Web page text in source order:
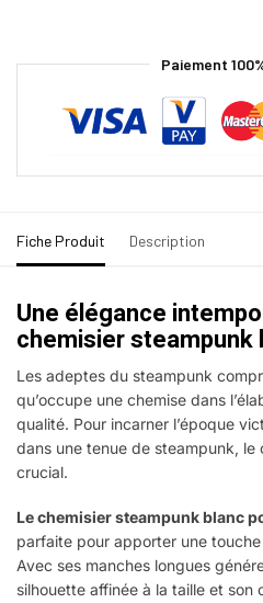
Paiement
Fiche Produit Description
Une élégance
chemisier steampunk
Les adeptes du steampunk
qu’occupe une chemise dans
qualité. Pour incarner l’époque
dans une tenue de steampunk, le
crucial.
Le chemisier steampunk blanc
parfaite pour apporter une
Avec ses manches longues
silhouette affinée à la taille et son